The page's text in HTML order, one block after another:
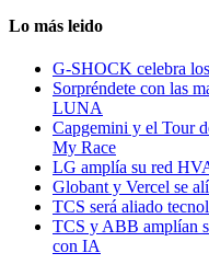
Lo más leido
G-SHOCK celebra
Sorpréndete con las
LUNA
Capgemini y el Tour
My Race
LG amplía su red
Globant y Vercel se
TCS será aliado
TCS y ABB amplían
con IA